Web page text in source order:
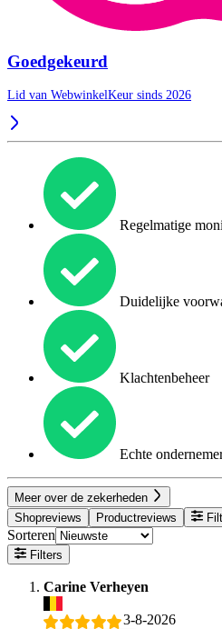
Goedgekeurd
Lid van WebwinkelKeur sinds 2026
Regelmatige
Duidelijke
Klachtenbeheer
Echte
Meer over de zekerheden
Shopreviews
Productreviews
Sorteren
Filters
Carine Verheyen
3-8-2026